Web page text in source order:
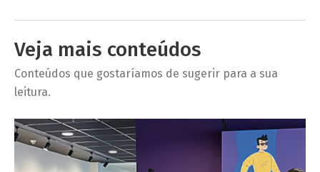
Veja mais conteúdos
Conteúdos que gostaríamos de sugerir para a sua
leitura.